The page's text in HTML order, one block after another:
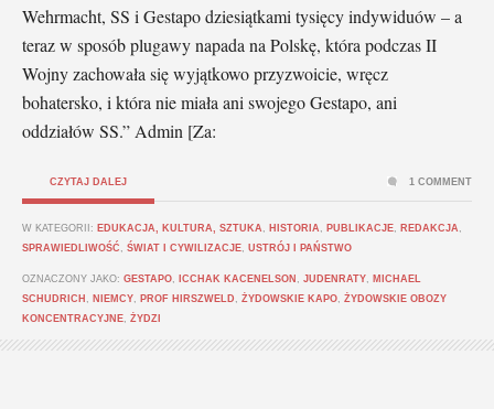
Wehrmacht, SS i Gestapo dziesiątkami tysięcy indywiduów – a
teraz w sposób plugawy napada na Polskę, która podczas II
Wojny zachowała się wyjątkowo przyzwoicie, wręcz
bohatersko, i która nie miała ani swojego Gestapo, ani
oddziałów SS.” Admin [Za:
CZYTAJ DALEJ
W KATEGORII: EDUKACJA, KULTURA, SZTUKA HISTORIA PUBLIKACJE REDAKCJA
SPRAWIEDLIWOŚĆ
ŚWIAT I CYWILIZACJE USTRÓJ I PAŃSTWO
OZNACZONY JAKO: GESTAPO ICCHAK KACENELSON JUDENRATY
MICHAEL
SCHUDRICH
NIEMCY PROF HIRSZWELD ŻYDOWSKIE KAPO ŻYDOWSKIE OBOZY
KONCENTRACYJNE ŻYDZI
1 COMMENT